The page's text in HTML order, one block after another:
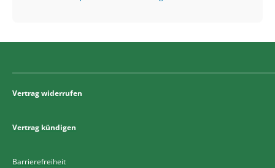
Vertrag widerrufen
Vertrag kündigen
Barrierefreiheit